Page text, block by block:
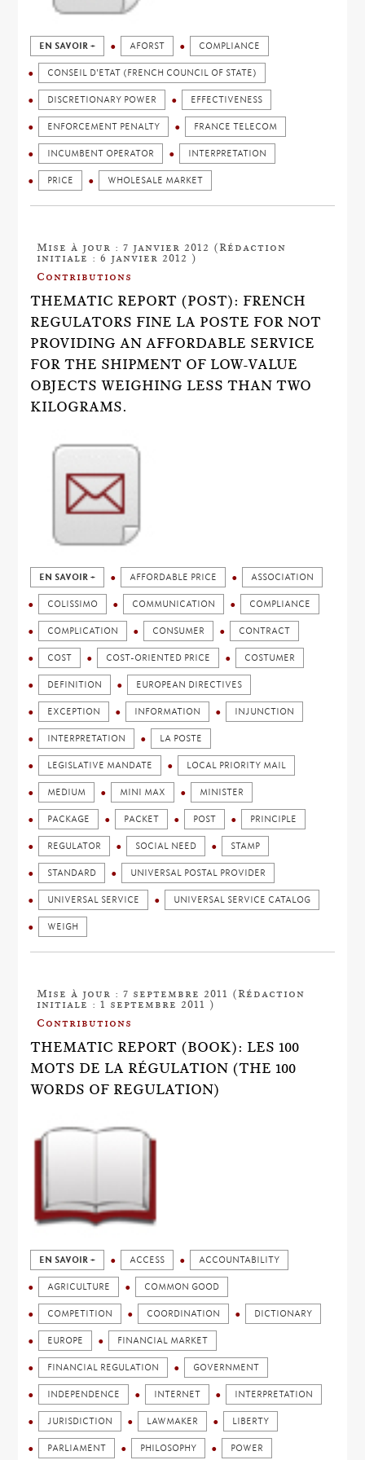
EN SAVOIR + AFORST COMPLIANCE
CONSEIL D'ETAT (FRENCH COUNCIL OF STATE)
DISCRETIONARY POWER EFFECTIVENESS
ENFORCEMENT PENALTY FRANCE TELECOM
INCUMBENT OPERATOR INTERPRETATION
PRICE WHOLESALE MARKET
Mise à jour : 7 janvier 2012 (Rédaction
initiale : 6 janvier 2012 )
Contributions
THEMATIC REPORT (POST): FRENCH
REGULATORS FINE LA POSTE FOR NOT
PROVIDING AN AFFORDABLE SERVICE
FOR THE SHIPMENT OF LOW-VALUE
OBJECTS WEIGHING LESS THAN TWO
KILOGRAMS.
EN SAVOIR + AFFORDABLE PRICE ASSOCIATION
COLISSIMO COMMUNICATION COMPLIANCE
COMPLICATION CONSUMER CONTRACT
COST COST-ORIENTED PRICE COSTUMER
DEFINITION EUROPEAN DIRECTIVES
EXCEPTION INFORMATION INJUNCTION
INTERPRETATION LA POSTE
LEGISLATIVE MANDATE LOCAL PRIORITY MAIL
MEDIUM MINI MAX MINISTER
PACKAGE PACKET POST PRINCIPLE
REGULATOR SOCIAL NEED STAMP
STANDARD UNIVERSAL POSTAL PROVIDER
UNIVERSAL SERVICE UNIVERSAL SERVICE CATALOG
WEIGH
Mise à jour : 7 septembre 2011 (Rédaction
initiale : 1 septembre 2011 )
Contributions
THEMATIC REPORT (BOOK): LES 100
MOTS DE LA RÉGULATION (THE 100
WORDS OF REGULATION)
EN SAVOIR + ACCESS ACCOUNTABILITY
AGRICULTURE COMMON GOOD
COMPETITION COORDINATION DICTIONARY
EUROPE FINANCIAL MARKET
FINANCIAL REGULATION GOVERNMENT
INDEPENDENCE INTERNET INTERPRETATION
JURISDICTION LAWMAKER LIBERTY
PARLIAMENT PHILOSOPHY POWER